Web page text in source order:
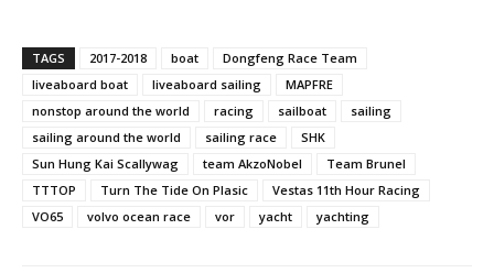
TAGS 2017-2018 boat
Dongfeng Race Team
liveaboard boat
liveaboard sailing
MAPFRE
nonstop around the world
racing sailboat
sailing
sailing around the world
sailing race
SHK
Sun Hung Kai Scallywag
team AkzoNobel
Team Brunel
TTTOP
Turn The Tide On Plasic
Vestas 11th Hour Racing
VO65
volvo ocean race vor yacht yachting